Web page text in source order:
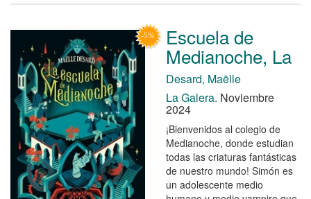
Escuela de
Medianoche, La
Desard, Maëlle
La Galera. Noviembre
2024
¡Bienvenidos al colegio de
Medianoche, donde estudian
todas las criaturas fantásticas
de nuestro mundo! Simón es
un adolescente medio